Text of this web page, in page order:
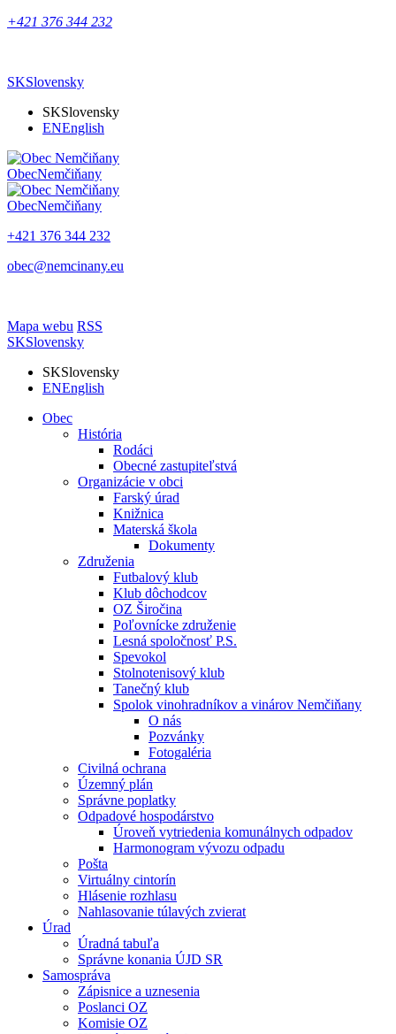
+421 376 344 232
SKSlovensky
SKSlovensky
ENEnglish
ObecNemčiňany
ObecNemčiňany
+421 376 344 232
obec@nemcinany.eu
Mapa webu RSS
SKSlovensky
SKSlovensky
ENEnglish
Obec
História
Rodáci
Obecné zastupiteľstvá
Organizácie v obci
Farský úrad
Knižnica
Materská škola
Dokumenty
Združenia
Futbalový klub
Klub dôchodcov
OZ Širočina
Poľovnícke združenie
Lesná spoločnosť P.S.
Spevokol
Stolnotenisový klub
Tanečný klub
Spolok vinohradníkov a vinárov Nemčiňany
O nás
Pozvánky
Fotogaléria
Civilná ochrana
Územný plán
Správne poplatky
Odpadové hospodárstvo
Úroveň vytriedenia komunálnych odpadov
Harmonogram vývozu odpadu
Pošta
Virtuálny cintorín
Hlásenie rozhlasu
Nahlasovanie túlavých zvierat
Úrad
Úradná tabuľa
Správne konania ÚJD SR
Samospráva
Zápisnice a uznesenia
Poslanci OZ
Komisie OZ